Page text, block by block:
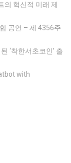
의 혁신적 미래 제
공연 – 제 4356주
‘착한서초코인’ 출
with